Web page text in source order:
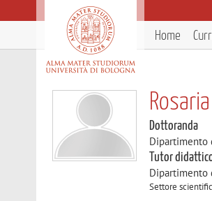
Home
Dottoranda
Dipartimento
Tutor
Dipartimento
Settore